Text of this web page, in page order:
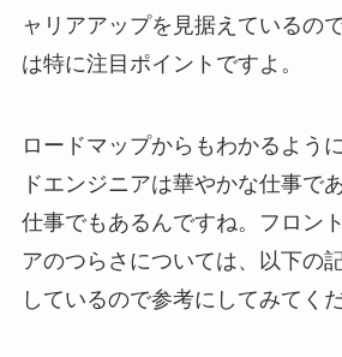
ャリアアップを見据えているの
は特に注目ポイントですよ。
ロードマップからもわかるよう
ドエンジニアは華やかな仕事で
仕事でもあるんですね。フロン
アのつらさについては、以下の
しているので参考にしてみてくだ